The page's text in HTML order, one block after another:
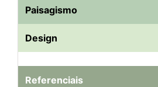
Paisagismo
Design
Referenciais